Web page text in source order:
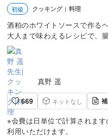
初級 クッキング | 料理
酒粕のホワイトソースで作る
大人まで味わえるレシピで、
真野 遥
669
キットなし
※会費は日単位で計算されま
利用いただけます。